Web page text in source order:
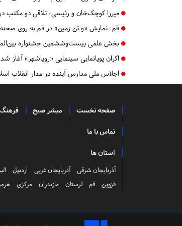
میرزا کوچک‌خان و رئیسی؛ تلاقی دو مکتب
قم: ​​​​​​​نمایش «و تن زمین» در قم به روی
بخش علمی بیست‌وششمین جشنواره
اکران پویانمایی سینمایی «رویاشهر» آغاز شد
اجلاس ملی مدارس آینده در مدار انقلاب
صفحه نخست مبشر صبح
تماس با ما
استان ها
آذربایجان شرقی آذربایجان غربی اردبیل
قزوین
قم لرستان مازندران مرکزی